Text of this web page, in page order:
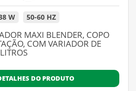
W 50-60 HZ
MAXI BLENDER, COPO
COM VARIADOR DE
DO PRODUTO